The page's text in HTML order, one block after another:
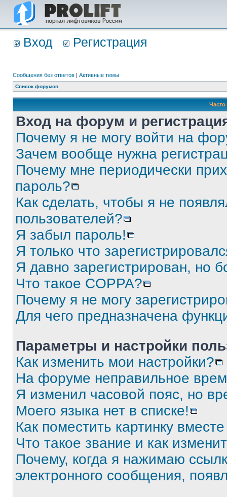
Вход Регистрация
Сообщения без ответов | Активные темы
Список форумов
Вход на форум и
Почему я не могу войти на
Зачем вообще нужна
Почему мне периодически
пароль?
Как сделать, чтобы я не
пользователей?
Я забыл пароль!
Я только что
Я давно зарегистрирован, но
Что такое COPPA?
Почему я не могу
Для чего предназначена
Параметры и настройки
Как изменить мои настройки?
На форуме неправильное
Я изменил часовой пояс, но
Моего языка нет в списке!
Как поместить картинку
Что такое звание и как
Почему, когда я нажимаю
электронного сообщения,